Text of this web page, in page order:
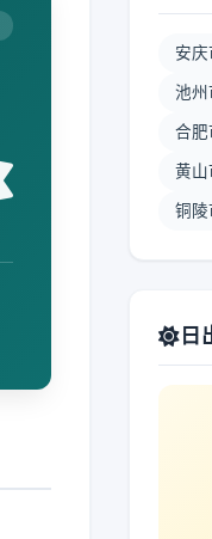
安庆
池州
合肥
黄山
铜陵
日